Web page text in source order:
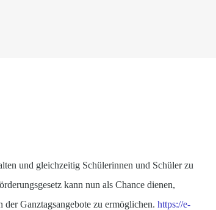
und gleichzeitig Schülerinnen und Schüler zu
kann nun als Chance dienen,
Ganztagsangebote zu ermöglichen. https://e-